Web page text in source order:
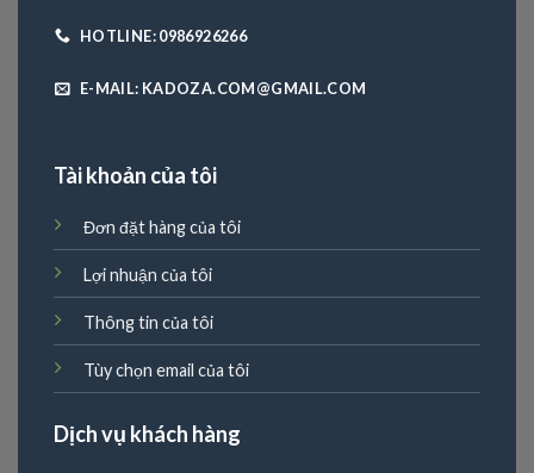
HOTLINE: 0986926266
E-MAIL: KADOZA.COM@GMAIL.COM
Tài khoản của tôi
Đơn đặt hàng của tôi
Lợi nhuận của tôi
Thông tin của tôi
Tùy chọn email của tôi
Dịch vụ khách hàng